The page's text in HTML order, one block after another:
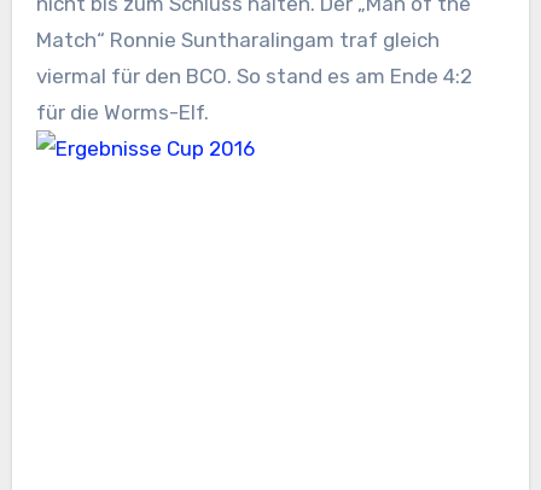
Match“ Ronnie Suntharalingam traf gleich
viermal für den BCO. So stand es am Ende 4:2
für die Worms-Elf.